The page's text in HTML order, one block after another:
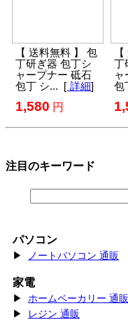
注目のキーワード
パソコン
▶ ノートパソコン 通販
家電
▶ ホームベーカリー 通販
▶
レジン 通販